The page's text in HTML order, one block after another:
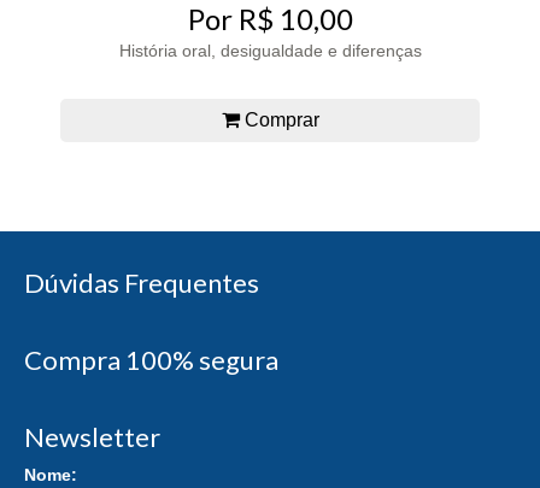
Por R$ 10,00
História oral, desigualdade e diferenças
Comprar
Dúvidas Frequentes
Compra 100% segura
Newsletter
Nome: